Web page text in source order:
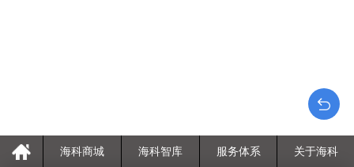
海科商城 海科智库 服务体系 关于海科